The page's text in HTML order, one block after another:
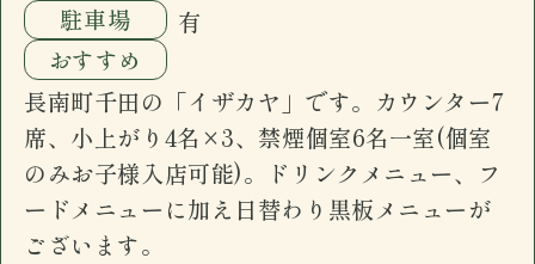
駐車場
有
おすすめ
長南町千田の「イザカヤ」です。カウンター7
席、小上がり4名×3、禁煙個室6名一室(個室
のみお子様入店可能)。ドリンクメニュー、フ
ードメニューに加え日替わり黒板メニューが
ございます。